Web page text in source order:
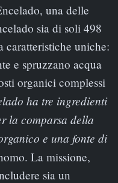
una delle
sia di soli 498
caratteristiche uniche:
e spruzzano acqua
organici complessi
ha tre ingredienti
la comparsa della
e una fonte di
La missione,
sia un